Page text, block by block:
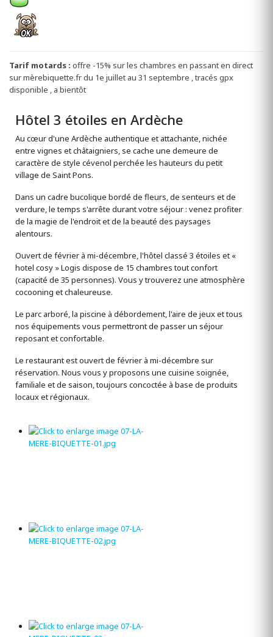
Tarif motards : offre -15% sur les chambres en passant en direct
sur mèrebiquette.fr du 1e juillet au 31 septembre , tracés gpx
disponible , a bientôt
Hôtel 3 étoiles en Ardèche
Au cœur d'une Ardèche authentique et attachante, nichée
entre vignes et châtaigniers, se cache une demeure de
caractère de style cévenol perchée les hauteurs du petit
village de Saint Pons.
Dans un cadre bucolique bordé de fleurs, de senteurs et de
verdure, le temps s'arrête durant votre séjour : venez profiter
de la magie de l'endroit et de la beauté des paysages
alentours.
Ouvert de février à mi-décembre, l'hôtel classé 3 étoiles et «
hotel cosy » Logis dispose de 15 chambres tout confort
(capacité de 35 personnes). Vous y trouverez une atmosphère
cocooning et chaleureuse.
Le parc arboré, la piscine à débordement, l'aire de jeux et tous
nos équipements vous permettront de passer un séjour
reposant et confortable.
Le restaurant est ouvert de février à mi-décembre sur
réservation. Nous vous y proposons une cuisine soignée,
familiale et de saison, toujours concoctée à base de produits
locaux et régionaux.